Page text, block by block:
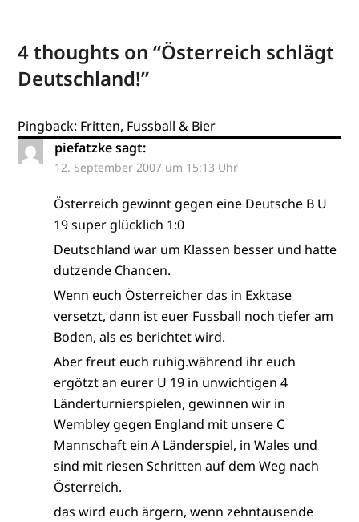
4 thoughts on “Österreich schlägt
Deutschland!”
Pingback: Fritten, Fussball & Bier
piefatzke sagt:
12. September 2007 um 15:13 Uhr
Österreich gewinnt gegen eine Deutsche B U
19 super glücklich 1:0
Deutschland war um Klassen besser und hatte
dutzende Chancen.
Wenn euch Österreicher das in Exktase
versetzt, dann ist euer Fussball noch tiefer am
Boden, als es berichtet wird.
Aber freut euch ruhig.während ihr euch
ergötzt an eurer U 19 in unwichtigen 4
Länderturnierspielen, gewinnen wir in
Wembley gegen England mit unsere C
Mannschaft ein A Länderspiel, in Wales und
sind mit riesen Schritten auf dem Weg nach
Österreich.
das wird euch ärgern, wenn zehntausende